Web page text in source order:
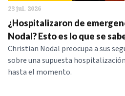
NOTICIAS
SERIES
23 jul. 2026
¿Hospitalizaron de
Nodal? Esto es lo que se
Christian Nodal preocupa a sus
sobre una supuesta
hasta el momento.